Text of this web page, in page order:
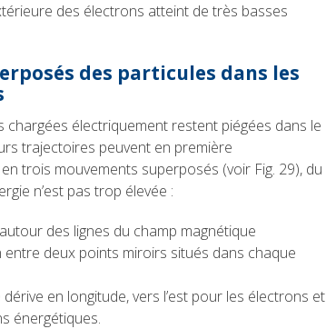
des électrons atteint de très basses
des particules dans les
chargées électriquement restent piégées dans le
trajectoires peuvent en première
trois mouvements superposés (voir Fig. 29), du
n’est pas trop élevée :
des lignes du champ magnétique
entre deux points miroirs situés dans chaque
en longitude, vers l’est pour les électrons et
énergétiques.